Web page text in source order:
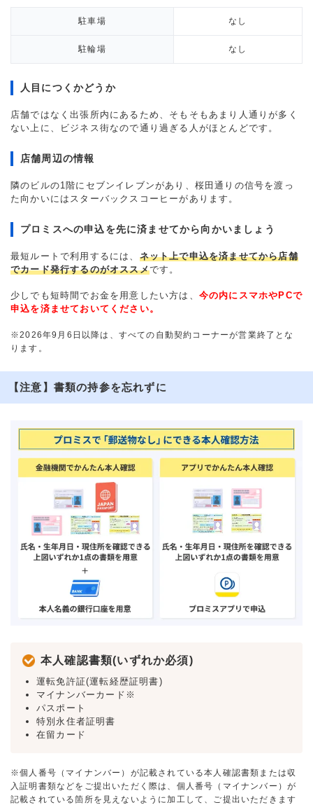
駐車場 なし
駐輪場 なし
人目につくかどうか
店舗ではなく出張所内にあるため、そもそもあまり人通りが多く
ない上に、ビジネス街なので通り過ぎる人がほとんどです。
店舗周辺の情報
隣のビルの1階にセブンイレブンがあり、桜田通りの信号を渡っ
た向かいにはスターバックスコーヒーがあります。
プロミスへの申込を先に済ませてから向かいましょう
最短ルートで利用するには、 ネット上で申込を済ませてから店舗
でカード発行するのがオススメです。
少しでも短時間でお金を用意したい方は、 今の内にスマホやPCで
申込を済ませておいてください。
※2026年9月6日以降は、すべての自動契約コーナーが営業終了とな
ります。
【注意】書類の持参を忘れずに
本人確認書類(いずれか必須)
運転免許証(運転経歴証明書)
マイナンバーカード※
パスポート
特別永住者証明書
在留カード
※個人番号（マイナンバー）が記載されている本人確認書類または収
入証明書類などをご提出いただく際は、個人番号（マイナンバー）が
記載されている箇所を見えないように加工して、ご提出いただきます